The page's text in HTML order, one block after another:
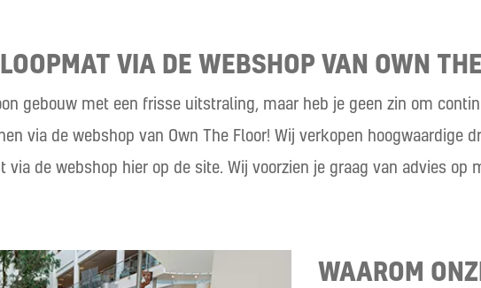
VIA DE WEBSHOP VAN OWN
gebouw met een frisse uitstraling, maar heb je geen zin om
via de webshop van Own The Floor! Wij verkopen hoogwaardige
via de webshop hier op de site. Wij voorzien je graag van advies
WAAROM